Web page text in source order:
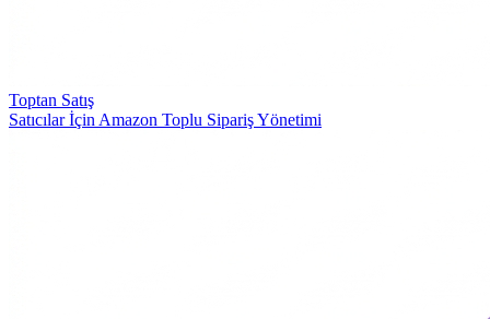
Toptan Satış
Satıcılar İçin Amazon Toplu Sipariş Yönetimi